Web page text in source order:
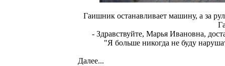
Гаишник останавливает машину, а за
- Здравствуйте, Марья Ивановна,
"Я больше никогда не буду
Далее...